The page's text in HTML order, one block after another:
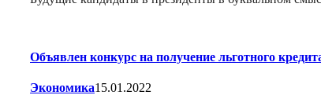
Объявлен конкурс на получение льготного
Экономика15.01.2022